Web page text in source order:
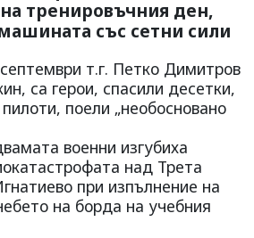
тренировъчния ден,
със сетни сили
т.г. Петко Димитров
са герои, спасили десетки,
поели „необосновано
военни изгубиха
над Трета
при изпълнение на
на борда на учебния